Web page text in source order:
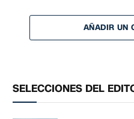
AÑADIR UN
SELECCIONES DEL